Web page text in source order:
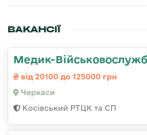
ВАКАНСІЇ
Медик-
від 20100 до 125000 грн
Черкаси
Косівський РТЦК та СП